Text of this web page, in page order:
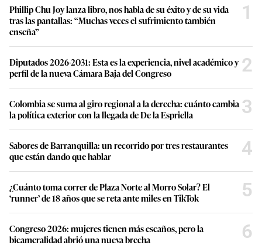
Phillip Chu Joy lanza libro, nos habla de su éxito y de su vida
tras las pantallas: “Muchas veces el sufrimiento también
enseña”
1
Diputados 2026-2031: Esta es la experiencia, nivel académico y
perfil de la nueva Cámara Baja del Congreso
2
Colombia se suma al giro regional a la derecha: cuánto cambia
la política exterior con la llegada de De la Espriella
3
Sabores de Barranquilla: un recorrido por tres restaurantes
que están dando que hablar
4
¿Cuánto toma correr de Plaza Norte al Morro Solar? El
‘runner’ de 18 años que se reta ante miles en TikTok
5
Congreso 2026: mujeres tienen más escaños, pero la
bicameralidad abrió una nueva brecha
6